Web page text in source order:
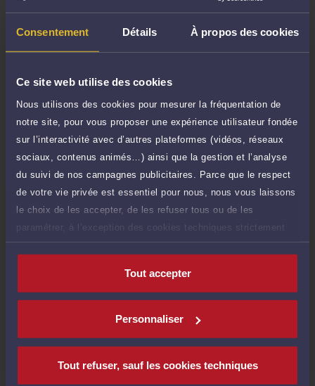
Consentement Détails À propos des cookies
Ce site web utilise des cookies
Nous utilisons des cookies pour mesurer la fréquentation de
notre site, pour vous proposer une expérience utilisateur fondée
sur l’interactivité avec d’autres plateformes (vidéos, réseaux
sociaux, contenus animés…) ainsi que la gestion et l’analyse
du suivi de nos campagnes publicitaires. Parce que le respect
de votre vie privée est essentiel pour nous, nous vous laissons
le choix de les accepter, de les refuser tous ou de les
paramétrer, à l’exception des cookies techniques strictement
nécessaires au fonctionnement du site.
Tout accepter
Personnaliser
Tout refuser, sauf les cookies techniques
Durée : 20 min 80 €
Demander un rappel
Question simple
de 1.000 caractères)
TTC
Poser une question
Consultation écrite
Etude de votre dossier + possibilité
d'ajout d'une pièce jointe
300 €
TTC
Consulter par écrit